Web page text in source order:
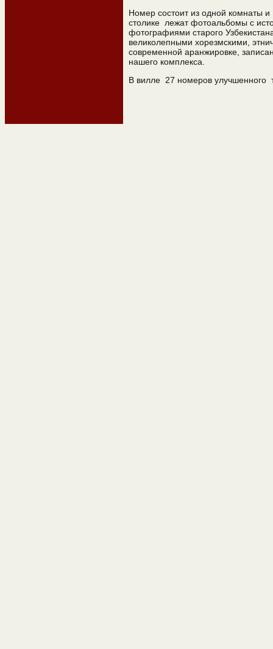
Номер состоит из одной комнаты
столике лежат фотоальбомы с
фотографиями старого
великолепными хорезмскими,
современной аранжировке,
нашего комплекса.
В вилле 27 номеров улучшенного